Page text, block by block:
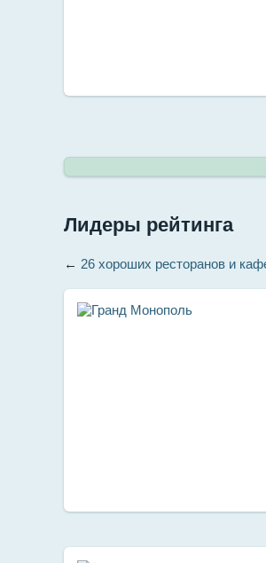
Лидеры рейтинга
← 26 хороших ресторанов и